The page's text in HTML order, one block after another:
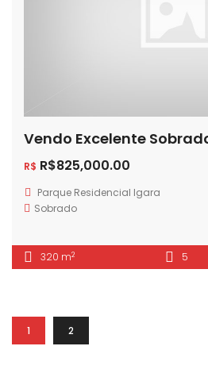
Vendo Excelente
R$ R$825,000.00
Parque Residencial Igara
Sobrado
320 m2 5
1 2